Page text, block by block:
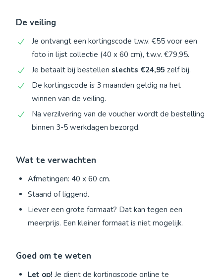
De veiling
Je ontvangt een kortingscode t.w.v. €55 voor een
foto in lijst collectie (40 x 60 cm), t.w.v. €79,95.
Je betaalt bij bestellen slechts €24,95 zelf bij.
De kortingscode is 3 maanden geldig na het
winnen van de veiling.
Na verzilvering van de voucher wordt de bestelling
binnen 3-5 werkdagen bezorgd.
Wat te verwachten
Afmetingen: 40 x 60 cm.
Staand of liggend.
Liever een grote formaat? Dat kan tegen een
meerprijs. Een kleiner formaat is niet mogelijk.
Goed om te weten
Let op! Je dient de kortingscode online te